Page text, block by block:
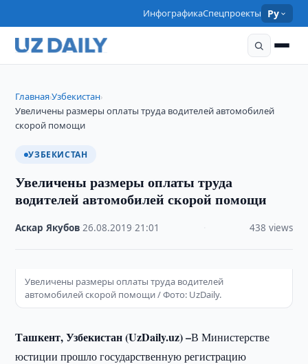
ИнфографикаСпецпроекты Ру
Главная›Узбекистан›
Увеличены размеры оплаты труда водителей автомобилей
скорой помощи
УЗБЕКИСТАН
Увеличены размеры оплаты труда
водителей автомобилей скорой помощи
Аскар Якубов ·26.08.2019 ·21:01 438 views
Увеличены размеры оплаты труда водителей
автомобилей скорой помощи / Фото: UzDaily.
Ташкент, Узбекистан (UzDaily.uz) –В Министерстве
юстиции прошло государственную регистрацию